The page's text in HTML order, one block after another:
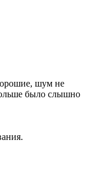
шум не
было слышно